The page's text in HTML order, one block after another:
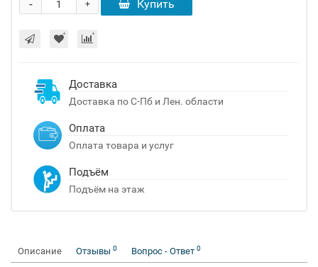
+
- Купить
Доставка
Доставка по С-Пб и Лен. области
Оплата
Оплата товара и услуг
Подъём
Подъём на этаж
Описание Отзывы 0 Вопрос - Ответ 0